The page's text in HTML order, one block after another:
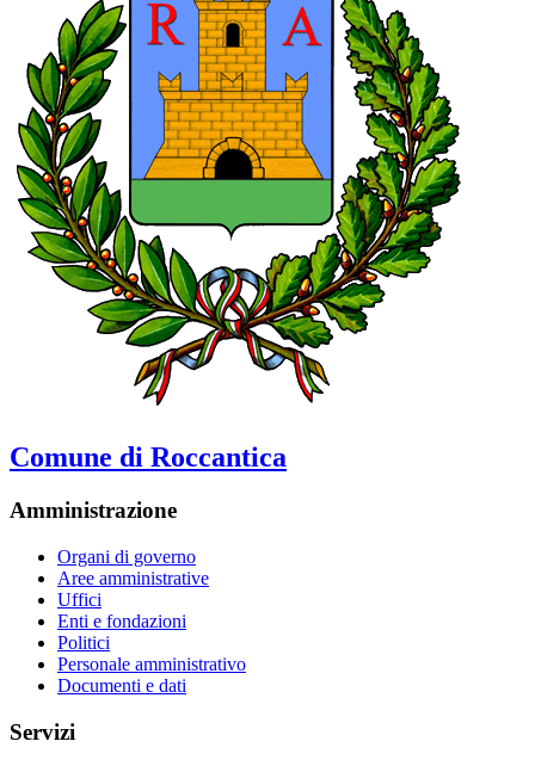
Comune di Roccantica
Amministrazione
Organi di governo
Aree amministrative
Uffici
Enti e fondazioni
Politici
Personale amministrativo
Documenti e dati
Servizi